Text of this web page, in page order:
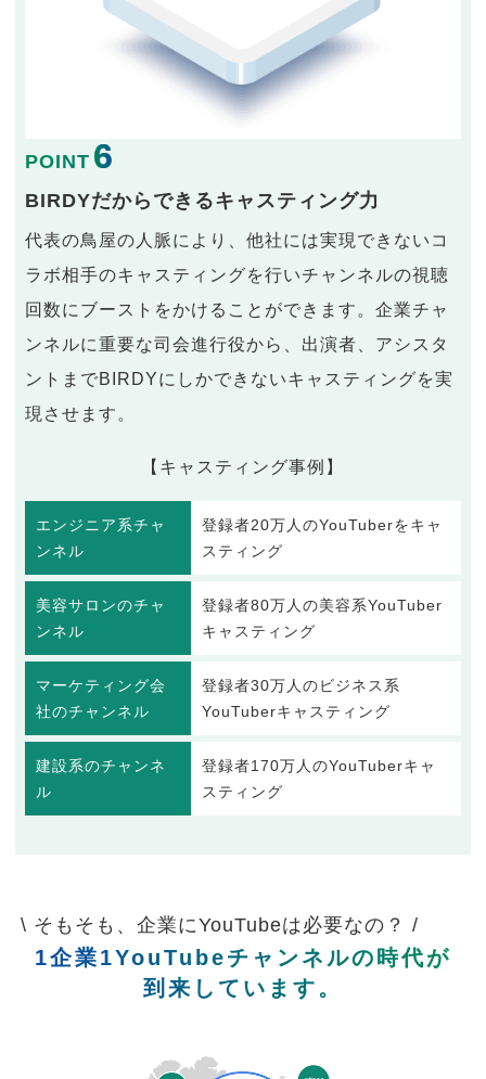
POINT 6
BIRDYだからできるキャスティング力
代表の鳥屋の人脈により、他社には実現できないコ
ラボ相手のキャスティングを行いチャンネルの視聴
回数にブーストをかけることができます。企業チャ
ンネルに重要な司会進行役から、出演者、アシスタ
ントまでBIRDYにしかできないキャスティングを実
現させます。
【キャスティング事例】
エンジニア系チャ
ンネル
登録者20万人のYouTuberをキャ
スティング
美容サロンのチャ
ンネル
登録者80万人の美容系YouTuber
キャスティング
マーケティング会
社のチャンネル
登録者30万人のビジネス系
YouTuberキャスティング
建設系のチャンネ
ル
登録者170万人のYouTuberキャ
スティング
\ そもそも、企業にYouTubeは必要なの？ /
1企業1YouTubeチャンネルの時代が
到来しています。